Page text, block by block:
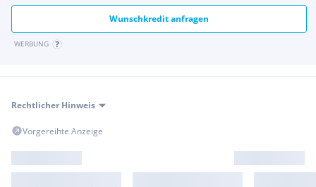
Wunschkredit anfragen
WERBUNG
Rechtlicher Hinweis
Vorgereihte Anzeige